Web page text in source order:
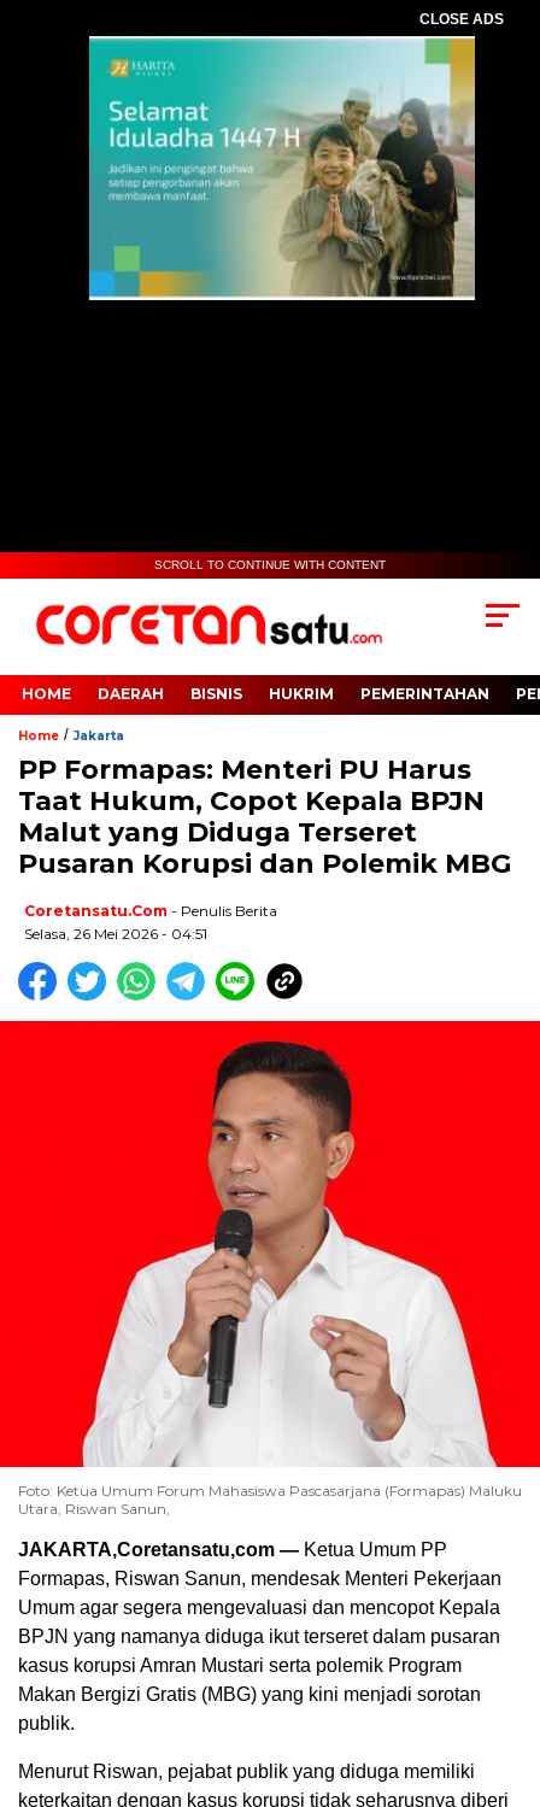
CLOSE ADS
SCROLL TO CONTINUE WITH CONTENT
HOME DAERAH BISNIS HUKRIM PEMERINTAHAN
Home / Jakarta
PP Formapas: Menteri PU Harus
Taat Hukum, Copot Kepala BPJN
Malut yang Diduga Terseret
Pusaran Korupsi dan Polemik MBG
Coretansatu.com - Penulis Berita
Selasa, 26 Mei 2026 - 04:51
Foto: Ketua Umum Forum Mahasiswa Pascasarjana (Formapas) Maluku
Utara, Riswan Sanun,
JAKARTA,Coretansatu,com — Ketua Umum PP
Formapas, Riswan Sanun, mendesak Menteri Pekerjaan
Umum agar segera mengevaluasi dan mencopot Kepala
BPJN yang namanya diduga ikut terseret dalam pusaran
kasus korupsi Amran Mustari serta polemik Program
Makan Bergizi Gratis (MBG) yang kini menjadi sorotan
publik.
Menurut Riswan, pejabat publik yang diduga memiliki
keterkaitan dengan kasus korupsi tidak seharusnya diberi